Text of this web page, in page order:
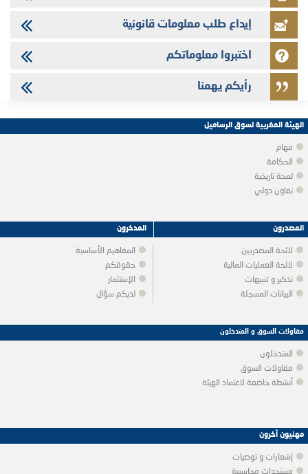
إيداع طلب معلومات قانونية
اختبروا معلوماتكم
رأيكم يهمنا
الهيئة المغربية لسوق الرساميل
مهام
الحكامة
لمحة تاريخية
تعاون دولي
المدخرون
المفاهيم الأساسية
حقوقكم
الإستثمار
لديكم سؤال
المصدرون
لائحة المصدريين
لائحة العمليات المالية
تذكير و تنبيهات
البيانات المسجلة
مقاولات السوق و المتدخلون
المتدخلون
مقاولات السوق
أنشطة خاضعة لاعتماد الهيئة
مهنيون آخرون
إشعارات و توصيات
مستجدات محاسبية